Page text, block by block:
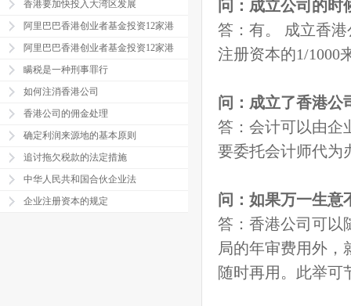
香港要加快投入大湾区发展
阿里巴巴香港创业者基金投资12家港
阿里巴巴香港创业者基金投资12家港
瞒税是一种刑事罪行
如何注消香港公司
香港公司的佣金处理
确定利润来源地的基本原则
追讨拖欠税款的法定措施
中华人民共和国合伙企业法
企业注册资本的规定
问：成立公司的时
答：有。 成立香
注册资本的1/1000
问：成立了香港公
答：会计可以由企
要委托会计师代为
问：如果万一生意
答：香港公司可以
局的年审费用外，
随时再用。此举可